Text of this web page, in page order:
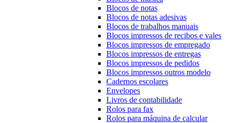
Blocos de notas
Blocos de notas adesivas
Blocos de trabalhos manuais
Blocos impressos de recibos e vales
Blocos impressos de empregado
Blocos impressos de entregas
Blocos impressos de pedidos
Blocos impressos outros modelo
Cadernos escolares
Envelopes
Livros de contabilidade
Rolos para fax
Rolos para máquina de calcular